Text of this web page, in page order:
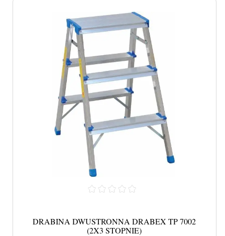
DRABINA DWUSTRONNA DRABEX TP 7002
(2X3 STOPNIE)